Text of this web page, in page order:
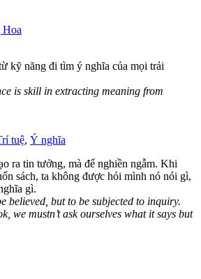
Hoa
kỹ năng đi tìm ý nghĩa của mọi trải
is skill in extracting meaning from
tuệ, Ý nghĩa
ra tin tưởng, mà để nghiền ngẫm. Khi
sách, ta không được hỏi mình nó nói gì,
gì.
believed, but to be subjected to inquiry.
we mustn’t ask ourselves what it says but